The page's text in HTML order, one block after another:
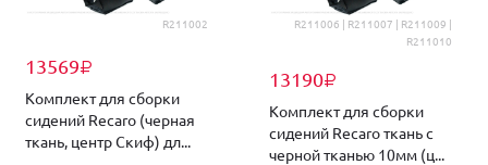
R211002
13569₽
Комплект для сборки
сидений Recaro (черная
ткань, центр Скиф) дл...
R211006 | R211007 | R211009 |
R211010
13190₽
Комплект для сборки
сидений Recaro ткань с
черной тканью 10мм (ц...